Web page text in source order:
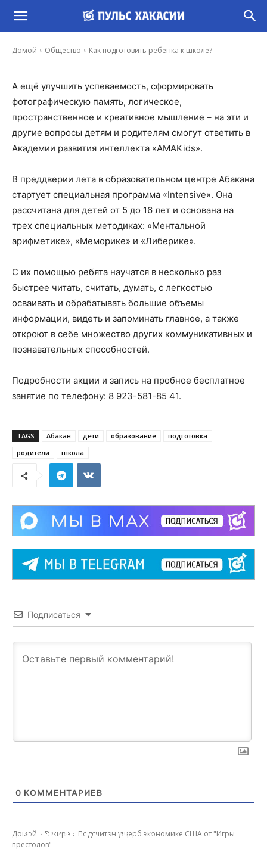
Домой Общество Как подготовить ребенка к школе?
Как подготовить ребенка к школе?
А ещё улучшить успеваемость, сформировать
фотографическую память, логическое,
пространственное и креативное мышление – на эти и
другие вопросы детям и родителям смогут ответить в
Академии развития интеллекта «AMAKids».
В преддверии лета в образовательном центре Абакана
стартует специальная программа «Intensive». Она
рассчитана для детей от 5 до 16 лет и основана на
трех специальных методиках: «Ментальной
арифметике», «Меморике» и «Либерике».
С их помощью ребята научатся в несколько раз
быстрее читать, считать, думать, с легкостью
осваивать и обрабатывать большие объемы
информации, видеть и запоминать главное, а также
откроют в себе множество других коммуникативных и
познавательных способностей.
Подробности акции и запись на пробное бесплатное
занятие по телефону: 8 923-581-85 41.
TAGS Абакан дети образование
подготовка
родители
школа
Подписаться
0 КОММЕНТАРИЕВ